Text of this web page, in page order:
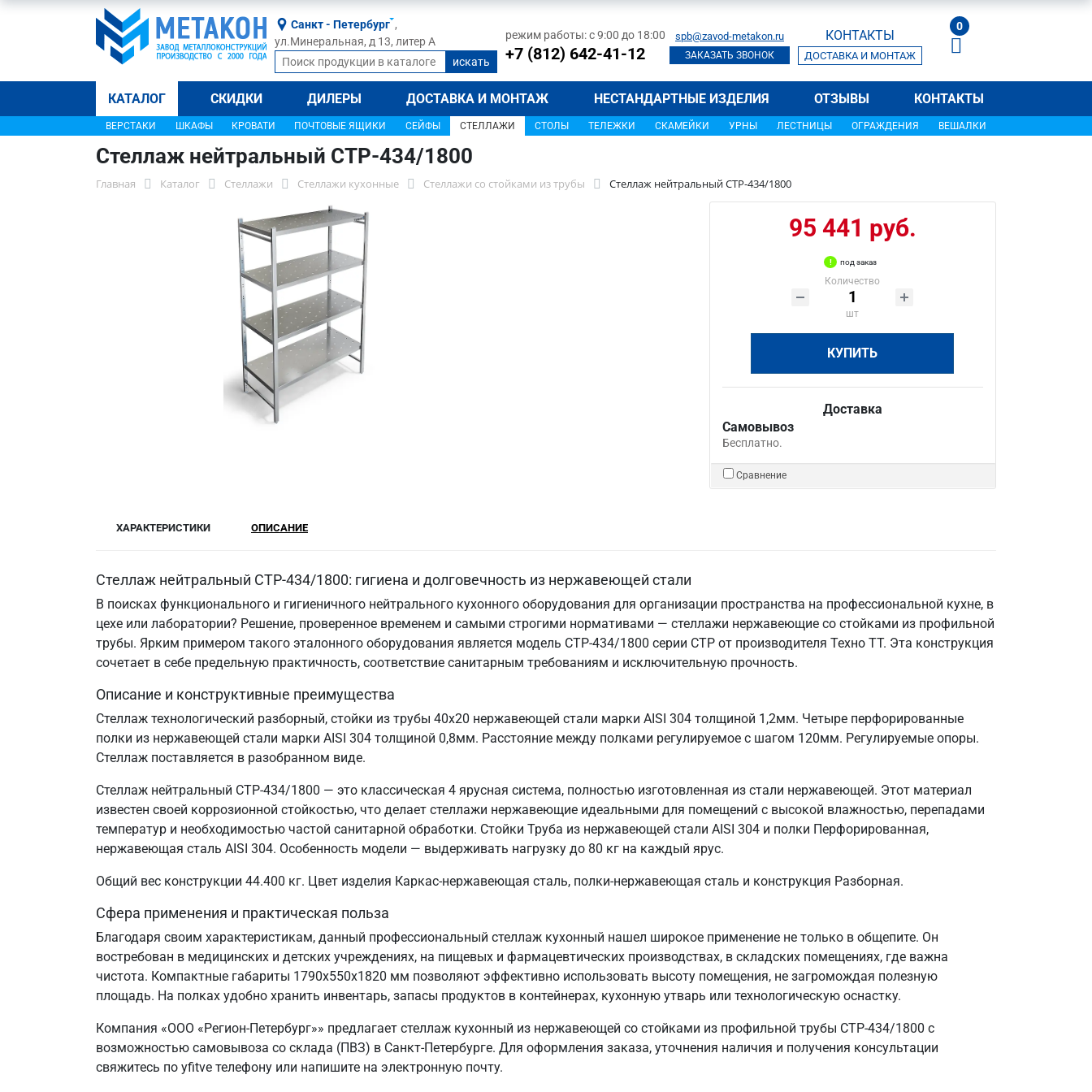
Санкт - Петербург ,
ул.Минеральная, д 13, литер А
режим работы: с 9:00 до 18:00
+7 (812) 642-41-12
spb@zavod-metakon.ru
ЗАКАЗАТЬ ЗВОНОК
КОНТАКТЫ
ДОСТАВКА И МОНТАЖ
0
КАТАЛОГ СКИДКИ ДИЛЕРЫ ДОСТАВКА И МОНТАЖ НЕСТАНДАРТНЫЕ ИЗДЕЛИЯ ОТЗЫВЫ КОНТАКТЫ
ВЕРСТАКИ ШКАФЫ КРОВАТИ ПОЧТОВЫЕ ЯЩИКИ СЕЙФЫ СТЕЛЛАЖИ СТОЛЫ ТЕЛЕЖКИ СКАМЕЙКИ УРНЫ ЛЕСТНИЦЫ ОГРАЖДЕНИЯ ВЕШАЛКИ
Стеллаж нейтральный СТР-434/1800
Главная Каталог Стеллажи Стеллажи кухонные Стеллажи со стойками из трубы Стеллаж нейтральный СТР-434/1800
95 441 руб.
под заказ
Количество
шт
КУПИТЬ
Доставка
Самовывоз
Бесплатно.
Сравнение
ХАРАКТЕРИСТИКИ ОПИСАНИЕ
Стеллаж нейтральный СТР-434/1800: гигиена и долговечность из нержавеющей стали
В поисках функционального и гигиеничного нейтрального кухонного оборудования для организации пространства на профессиональной кухне, в
цехе или лаборатории? Решение, проверенное временем и самыми строгими нормативами — стеллажи нержавеющие со стойками из профильной
трубы. Ярким примером такого эталонного оборудования является модель СТР-434/1800 серии СТР от производителя Техно ТТ. Эта конструкция
сочетает в себе предельную практичность, соответствие санитарным требованиям и исключительную прочность.
Описание и конструктивные преимущества
Стеллаж технологический разборный, стойки из трубы 40х20 нержавеющей стали марки AISI 304 толщиной 1,2мм. Четыре перфорированные
полки из нержавеющей стали марки AISI 304 толщиной 0,8мм. Расстояние между полками регулируемое с шагом 120мм. Регулируемые опоры.
Стеллаж поставляется в разобранном виде.
Стеллаж нейтральный СТР-434/1800 — это классическая 4 ярусная система, полностью изготовленная из стали нержавеющей. Этот материал
известен своей коррозионной стойкостью, что делает стеллажи нержавеющие идеальными для помещений с высокой влажностью, перепадами
температур и необходимостью частой санитарной обработки. Стойки Труба из нержавеющей стали AISI 304 и полки Перфорированная,
нержавеющая сталь AISI 304. Особенность модели — выдерживать нагрузку до 80 кг на каждый ярус.
Общий вес конструкции 44.400 кг. Цвет изделия Каркас-нержавеющая сталь, полки-нержавеющая сталь и конструкция Разборная.
Сфера применения и практическая польза
Благодаря своим характеристикам, данный профессиональный стеллаж кухонный нашел широкое применение не только в общепите. Он
востребован в медицинских и детских учреждениях, на пищевых и фармацевтических производствах, в складских помещениях, где важна
чистота. Компактные габариты 1790х550х1820 мм позволяют эффективно использовать высоту помещения, не загромождая полезную
площадь. На полках удобно хранить инвентарь, запасы продуктов в контейнерах, кухонную утварь или технологическую оснастку.
Компания «ООО «Регион-Петербург»» предлагает стеллаж кухонный из нержавеющей со стойками из профильной трубы СТР-434/1800 с
возможностью самовывоза со склада (ПВЗ) в Санкт‑Петербурге. Для оформления заказа, уточнения наличия и получения консультации
свяжитесь по yfitve телефону или напишите на электронную почту.